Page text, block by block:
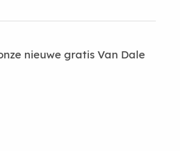
nieuwe gratis Van Dale